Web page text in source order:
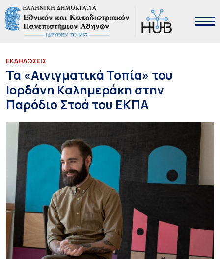
ΕΚΔΗΛΩΣΕΙΣ
Τα «Αινιγματικά Τοπία» του
Ιορδάνη Καλημεράκη στην
Παρόδιο Στοά του ΕΚΠΑ